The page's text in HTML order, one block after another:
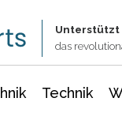
Unterstützt
das
Technik